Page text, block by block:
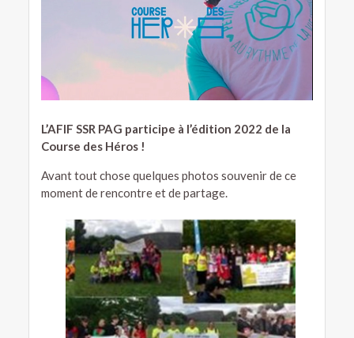
L’AFIF SSR PAG participe à l’édition 2022 de la
Course des Héros !
Avant tout chose quelques photos souvenir de ce
moment de rencontre et de partage.